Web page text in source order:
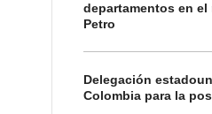
departamentos en el
Petro
Delegación
Colombia para la